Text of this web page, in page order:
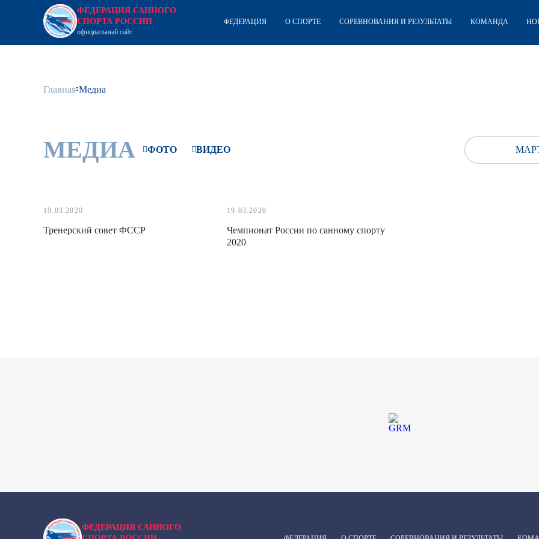
ФЕДЕРАЦИЯ САННОГО
СПОРТА РОССИИ
официальный сайт
ФЕДЕРАЦИЯ О СПОРТЕ СОРЕВНОВАНИЯ И РЕЗУЛЬТАТЫ КОМАНДА
Главная Медиа
МЕДИА ФОТО ВИДЕО
19.03.2020
Тренерский совет ФССР
19.03.2020
Чемпионат России по санному спорту
2020
ФЕДЕРАЦИЯ САННОГО